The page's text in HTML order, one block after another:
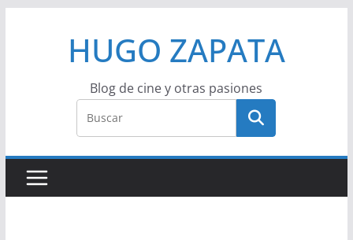
HUGO ZAPATA
Blog de cine y otras pasiones